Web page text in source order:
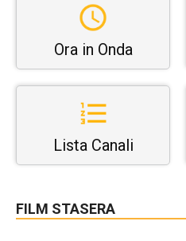
Ora in Onda
Lista Canali
FILM STASERA